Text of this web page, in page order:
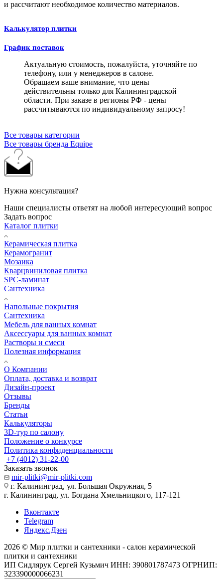
и рассчитают необходимое количество материалов.
Калькулятор плитки
График поставок
Актуальную стоимость, пожалуйста, уточняйте по
телефону, или у менеджеров в салоне.
Обращаем ваше внимание, что цены
действительны только для Калининградской
области. При заказе в регионы РФ - цены
рассчитываются по индивидуальному запросу!
Все товары категории
Все товары бренда Equipe
Нужна консультация?
Наши специалисты ответят на любой интересующий вопрос
Задать вопрос
Каталог плитки
Керамическая плитка
Керамогранит
Мозаика
Кварцвиниловая плитка
SPC-ламинат
Сантехника
Напольные покрытия
Сантехника
Мебель для ванных комнат
Аксессуары для ванных комнат
Растворы и смеси
Полезная информация
О Компании
Оплата, доставка и возврат
Дизайн-проект
Отзывы
Бренды
Статьи
Калькуляторы
3D-тур по салону
Положение о конкурсе
Политика конфиденциальности
+7 (4012) 31-22-00
Заказать звонок
mir-plitki@mir-plitki.com
г. Калининград, ул. Большая Окружная, 5
г. Калининград, ул. Богдана Хмельницкого, 117-121
Вконтакте
Telegram
Яндекс.Дзен
2026 © Мир плитки и сантехники - салон керамической
плитки и сантехники
ИП Сидлярук Сергей Кузьмич ИНН: 390801787473 ОГРНИП:
323390000066231